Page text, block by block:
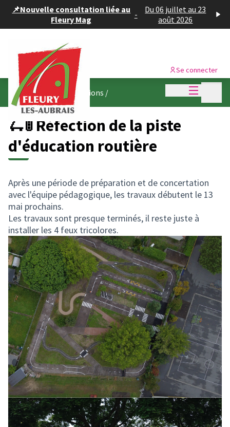
📌Nouvelle consultation liée au
Fleury Mag
-
Du 06 juillet au 23
août 2026
Menu
Se connecter
👷🏽 Suivez les réalisations /
🛴🚦 Réfection de la piste
d'éducation routière
Après une période de préparation et de concertation
avec l'équipe pédagogique, les travaux débutent le 13
mai prochains.
Les travaux sont presque terminés, il reste juste à
installer les 4 feux tricolores.
Panneau de gestion des cookies